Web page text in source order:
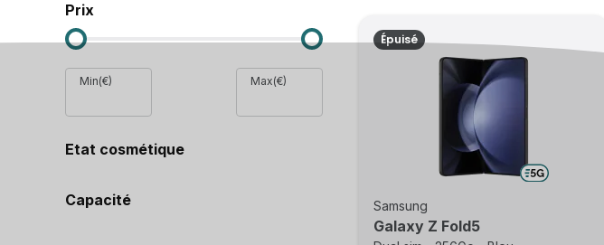
Épuisé
Samsung
Galaxy Z Fold5
Prix
Min(€) Max(€)
Etat cosmétique
Capacité